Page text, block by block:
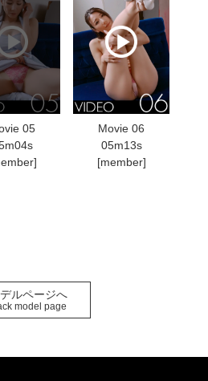
05
Movie 06
05m13s
[member]
ルページへ
model page